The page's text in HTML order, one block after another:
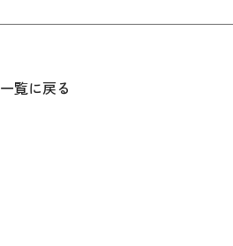
一覧に戻る